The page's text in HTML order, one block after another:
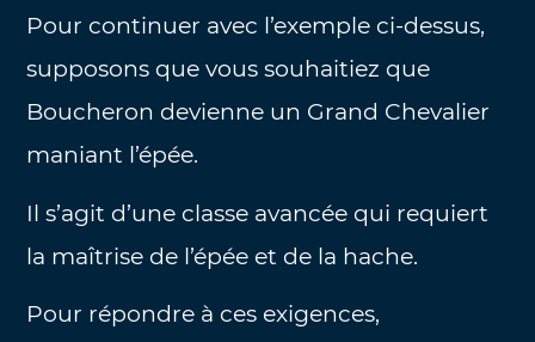
Pour continuer avec l’exemple ci-dessus,
supposons que vous souhaitiez que
Boucheron devienne un Grand Chevalier
maniant l’épée.
Il s’agit d’une classe avancée qui requiert
la maîtrise de l’épée et de la hache.
Pour répondre à ces exigences,